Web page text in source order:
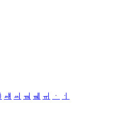
ㆈ ㆉ ㆊ ㆋ ㆌ ㆍ
ㆎ